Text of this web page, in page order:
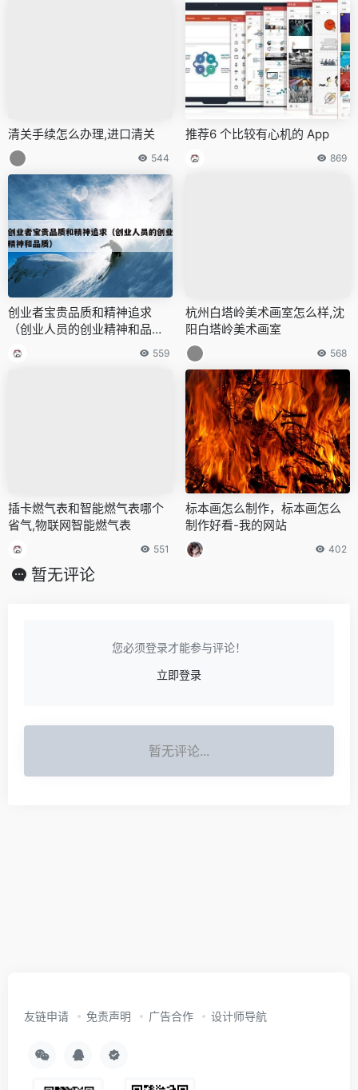
清关手续怎么办理,进口清关
544
推荐6 个比较有心机的 App
869
创业者宝贵品质和精神追求
（创业人员的创业精神和品
质）
559
杭州白塔岭美术画室怎么样,沈
阳白塔岭美术画室
568
插卡燃气表和智能燃气表哪个
省气,物联网智能燃气表
551
标本画怎么制作，标本画怎么
制作好看-我的网站
402
暂无评论
您必须登录才能参与评论！
立即登录
暂无评论...
友链申请 免责声明 广告合作 设计师导航